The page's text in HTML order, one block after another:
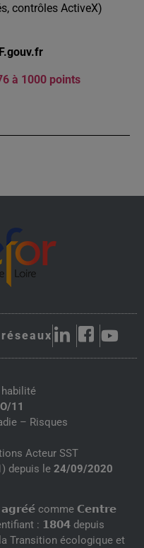
contrôles ActiveX)
à 1000 points
habilité
11
– Risques
Acteur SST
depuis le 24/09/2020
𝗮𝗴𝗿𝗲́𝗲́ comme 𝗖𝗲𝗻𝘁𝗿𝗲
: 𝟭𝟴𝟬𝟰 depuis
Transition écologique et